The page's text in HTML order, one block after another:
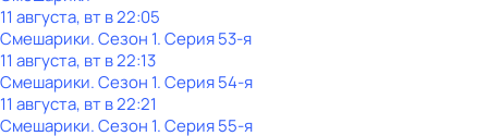
11 августа, вт в 22:05
Смешарики. Сезон 1. Серия 53-я
11 августа, вт в 22:13
Смешарики. Сезон 1. Серия 54-я
11 августа, вт в 22:21
Смешарики. Сезон 1. Серия 55-я